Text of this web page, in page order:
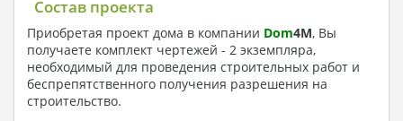
Состав проекта
Приобретая проект дома в компании Dom4M, Вы
получаете комплект чертежей - 2 экземпляра,
необходимый для проведения строительных работ и
беспрепятственного получения разрешения на
строительство.